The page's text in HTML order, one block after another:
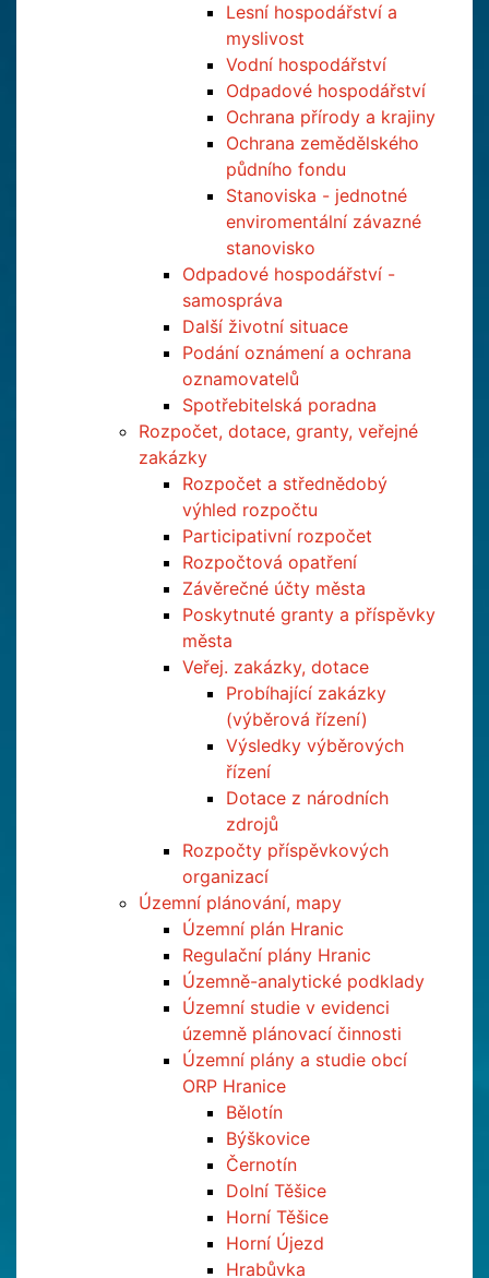
Lesní hospodářství a
myslivost
Vodní hospodářství
Odpadové hospodářství
Ochrana přírody a krajiny
Ochrana zemědělského
půdního fondu
Stanoviska - jednotné
enviromentální závazné
stanovisko
Odpadové hospodářství -
samospráva
Další životní situace
Podání oznámení a ochrana
oznamovatelů
Spotřebitelská poradna
Rozpočet, dotace, granty, veřejné
zakázky
Rozpočet a střednědobý
výhled rozpočtu
Participativní rozpočet
Rozpočtová opatření
Závěrečné účty města
Poskytnuté granty a příspěvky
města
Veřej. zakázky, dotace
Probíhající zakázky
(výběrová řízení)
Výsledky výběrových
řízení
Dotace z národních
zdrojů
Rozpočty příspěvkových
organizací
Územní plánování, mapy
Územní plán Hranic
Regulační plány Hranic
Územně-analytické podklady
Územní studie v evidenci
územně plánovací činnosti
Územní plány a studie obcí
ORP Hranice
Bělotín
Býškovice
Černotín
Dolní Těšice
Horní Těšice
Horní Újezd
Hrabůvka